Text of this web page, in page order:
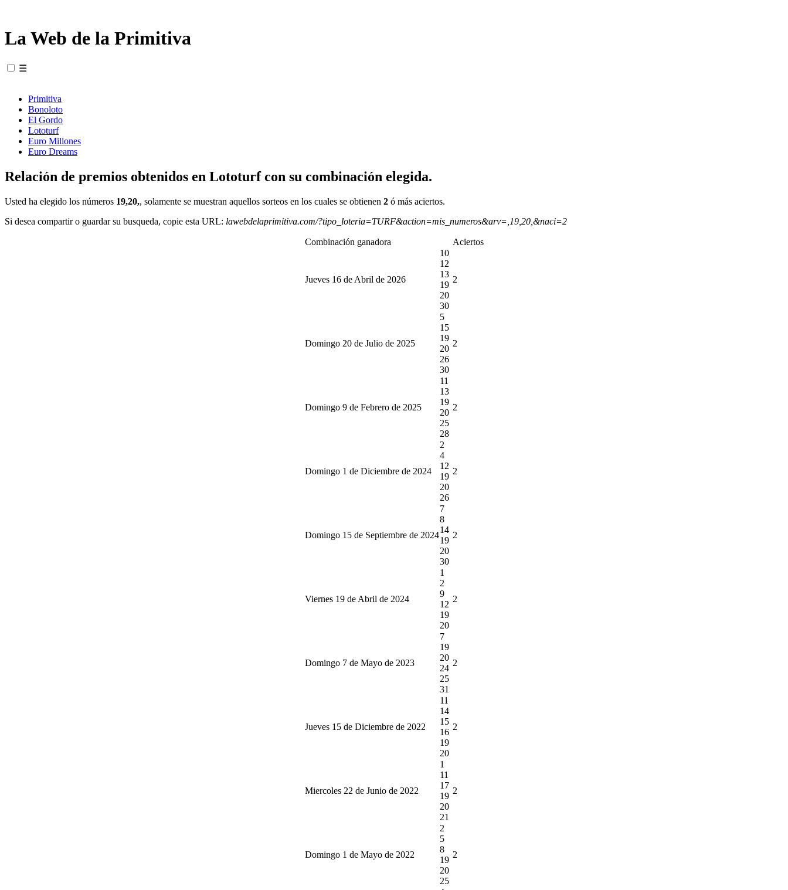
La Web de la Primitiva
☰
Primitiva
Bonoloto
El Gordo
Lototurf
Euro Millones
Euro Dreams
Relación de premios obtenidos en Lototurf con su combinación elegida.
Usted ha elegido los números 19,20,, solamente se muestran aquellos sorteos en los cuales se obtienen 2 ó más aciertos.
Si desea compartir o guardar su busqueda, copie esta URL: lawebdelaprimitiva.com/?tipo_loteria=TURF&action=mis_numeros&arv=,19,20,&naci=2
Combinación ganadora Aciertos
Jueves 16 de Abril de 2026
10
12
13
19
20
30
2
Domingo 20 de Julio de 2025
5
15
19
20
26
30
2
Domingo 9 de Febrero de 2025
11
13
19
20
25
28
2
Domingo 1 de Diciembre de 2024
2
4
12
19
20
26
2
Domingo 15 de Septiembre de 2024
7
8
14
19
20
30
2
Viernes 19 de Abril de 2024
1
2
9
12
19
20
2
Domingo 7 de Mayo de 2023
7
19
20
24
25
31
2
Jueves 15 de Diciembre de 2022
11
14
15
16
19
20
2
Miercoles 22 de Junio de 2022
1
11
17
19
20
21
2
Domingo 1 de Mayo de 2022
2
5
8
19
20
25
2